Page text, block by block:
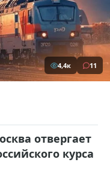
4,4к 11
отвергает
курса